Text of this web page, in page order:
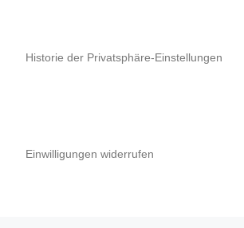
Historie der Privatsphäre-Einstellungen
Einwilligungen widerrufen